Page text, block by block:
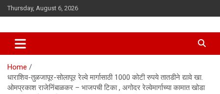
Skip
to
Thursday, August 6, 2026
antarsanwadnews
Home
धाराशिव-तुळजापूर-सोलापूर रेल्वे मार्गासाठी 1000 कोटी रुपये तातडीने द्यावे खा.
ओमप्रकाश राजेनिंबाळकर – भाजपची टिका , अगोदर रेल्वेमार्गाच्या कामात खोडा